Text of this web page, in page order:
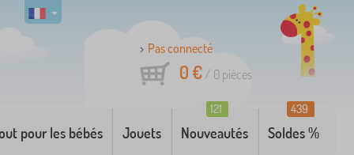
Pas connecté
0 €/ 0 pièces
pour les bébés Jouets Nouveautés
121
Soldes %
439